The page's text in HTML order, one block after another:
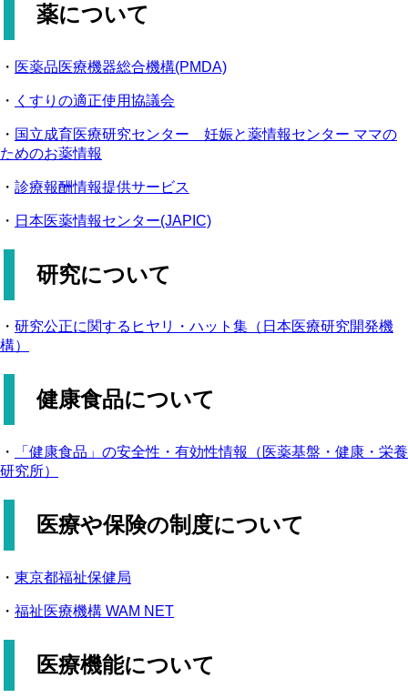
薬について
・ 医薬品医療機器総合機構(PMDA)
・ くすりの適正使用協議会
・ 国立成育医療研究センター 妊娠と薬情報センター ママの
ためのお薬情報
・ 診療報酬情報提供サービス
・ 日本医薬情報センター(JAPIC)
研究について
・ 研究公正に関するヒヤリ・ハット集（日本医療研究開発機
構）
健康食品について
・
「健康食品」の安全性・有効性情報（医薬基盤・健康・栄養
研究所）
医療や保険の制度について
・ 東京都福祉保健局
・ 福祉医療機構 WAM NET
医療機能について